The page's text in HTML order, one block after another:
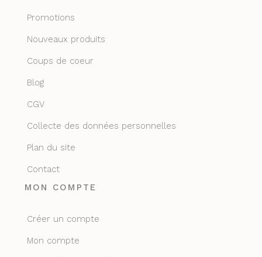
Promotions
Nouveaux produits
Coups de coeur
Blog
CGV
Collecte des données personnelles
Plan du site
Contact
MON COMPTE
Créer un compte
Mon compte